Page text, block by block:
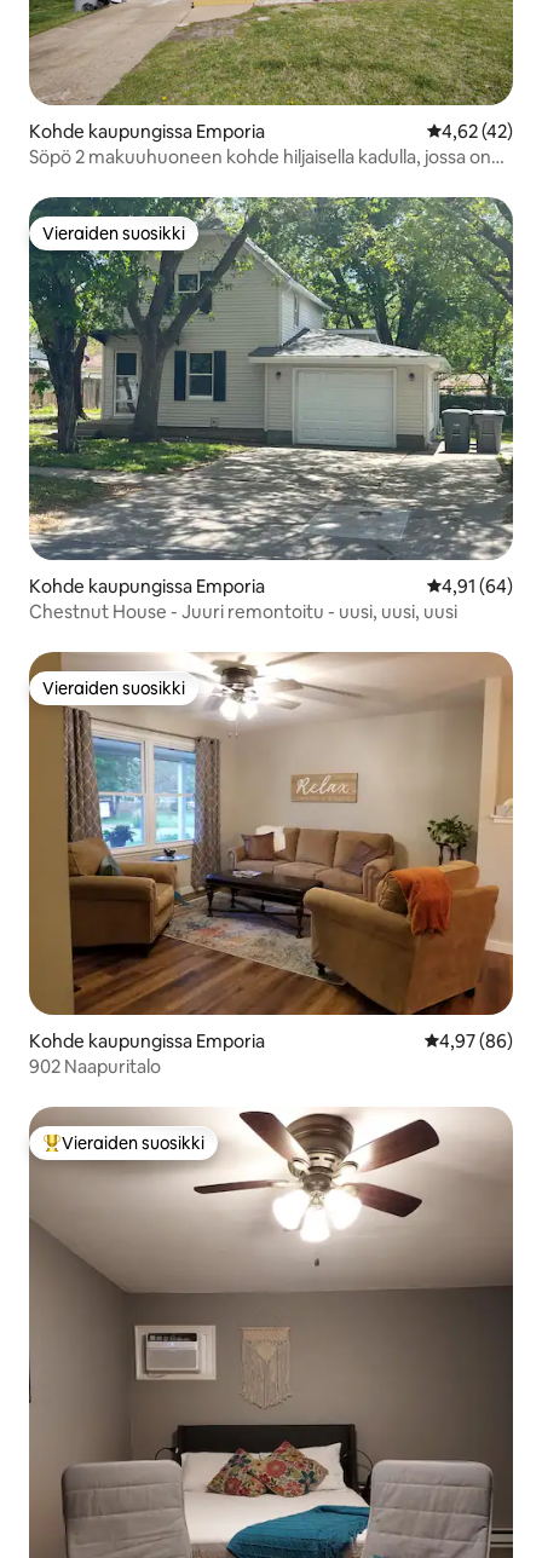
Kohde kaupungissa Emporia
4,62 (42)
Söpö 2 makuuhuoneen kohde hiljaisella kadulla, jossa on
Vieraiden suosikki
Vieraiden suosikki
Kohde kaupungissa Emporia
4,91 (64)
Chestnut House - Juuri remontoitu - uusi, uusi, uusi
Vieraiden suosikki
Vieraiden suosikki
Kohde kaupungissa Emporia
4,97 (86)
902 Naapuritalo
Vieraiden suosikkien parhaimmistoa
Vieraiden suosikki